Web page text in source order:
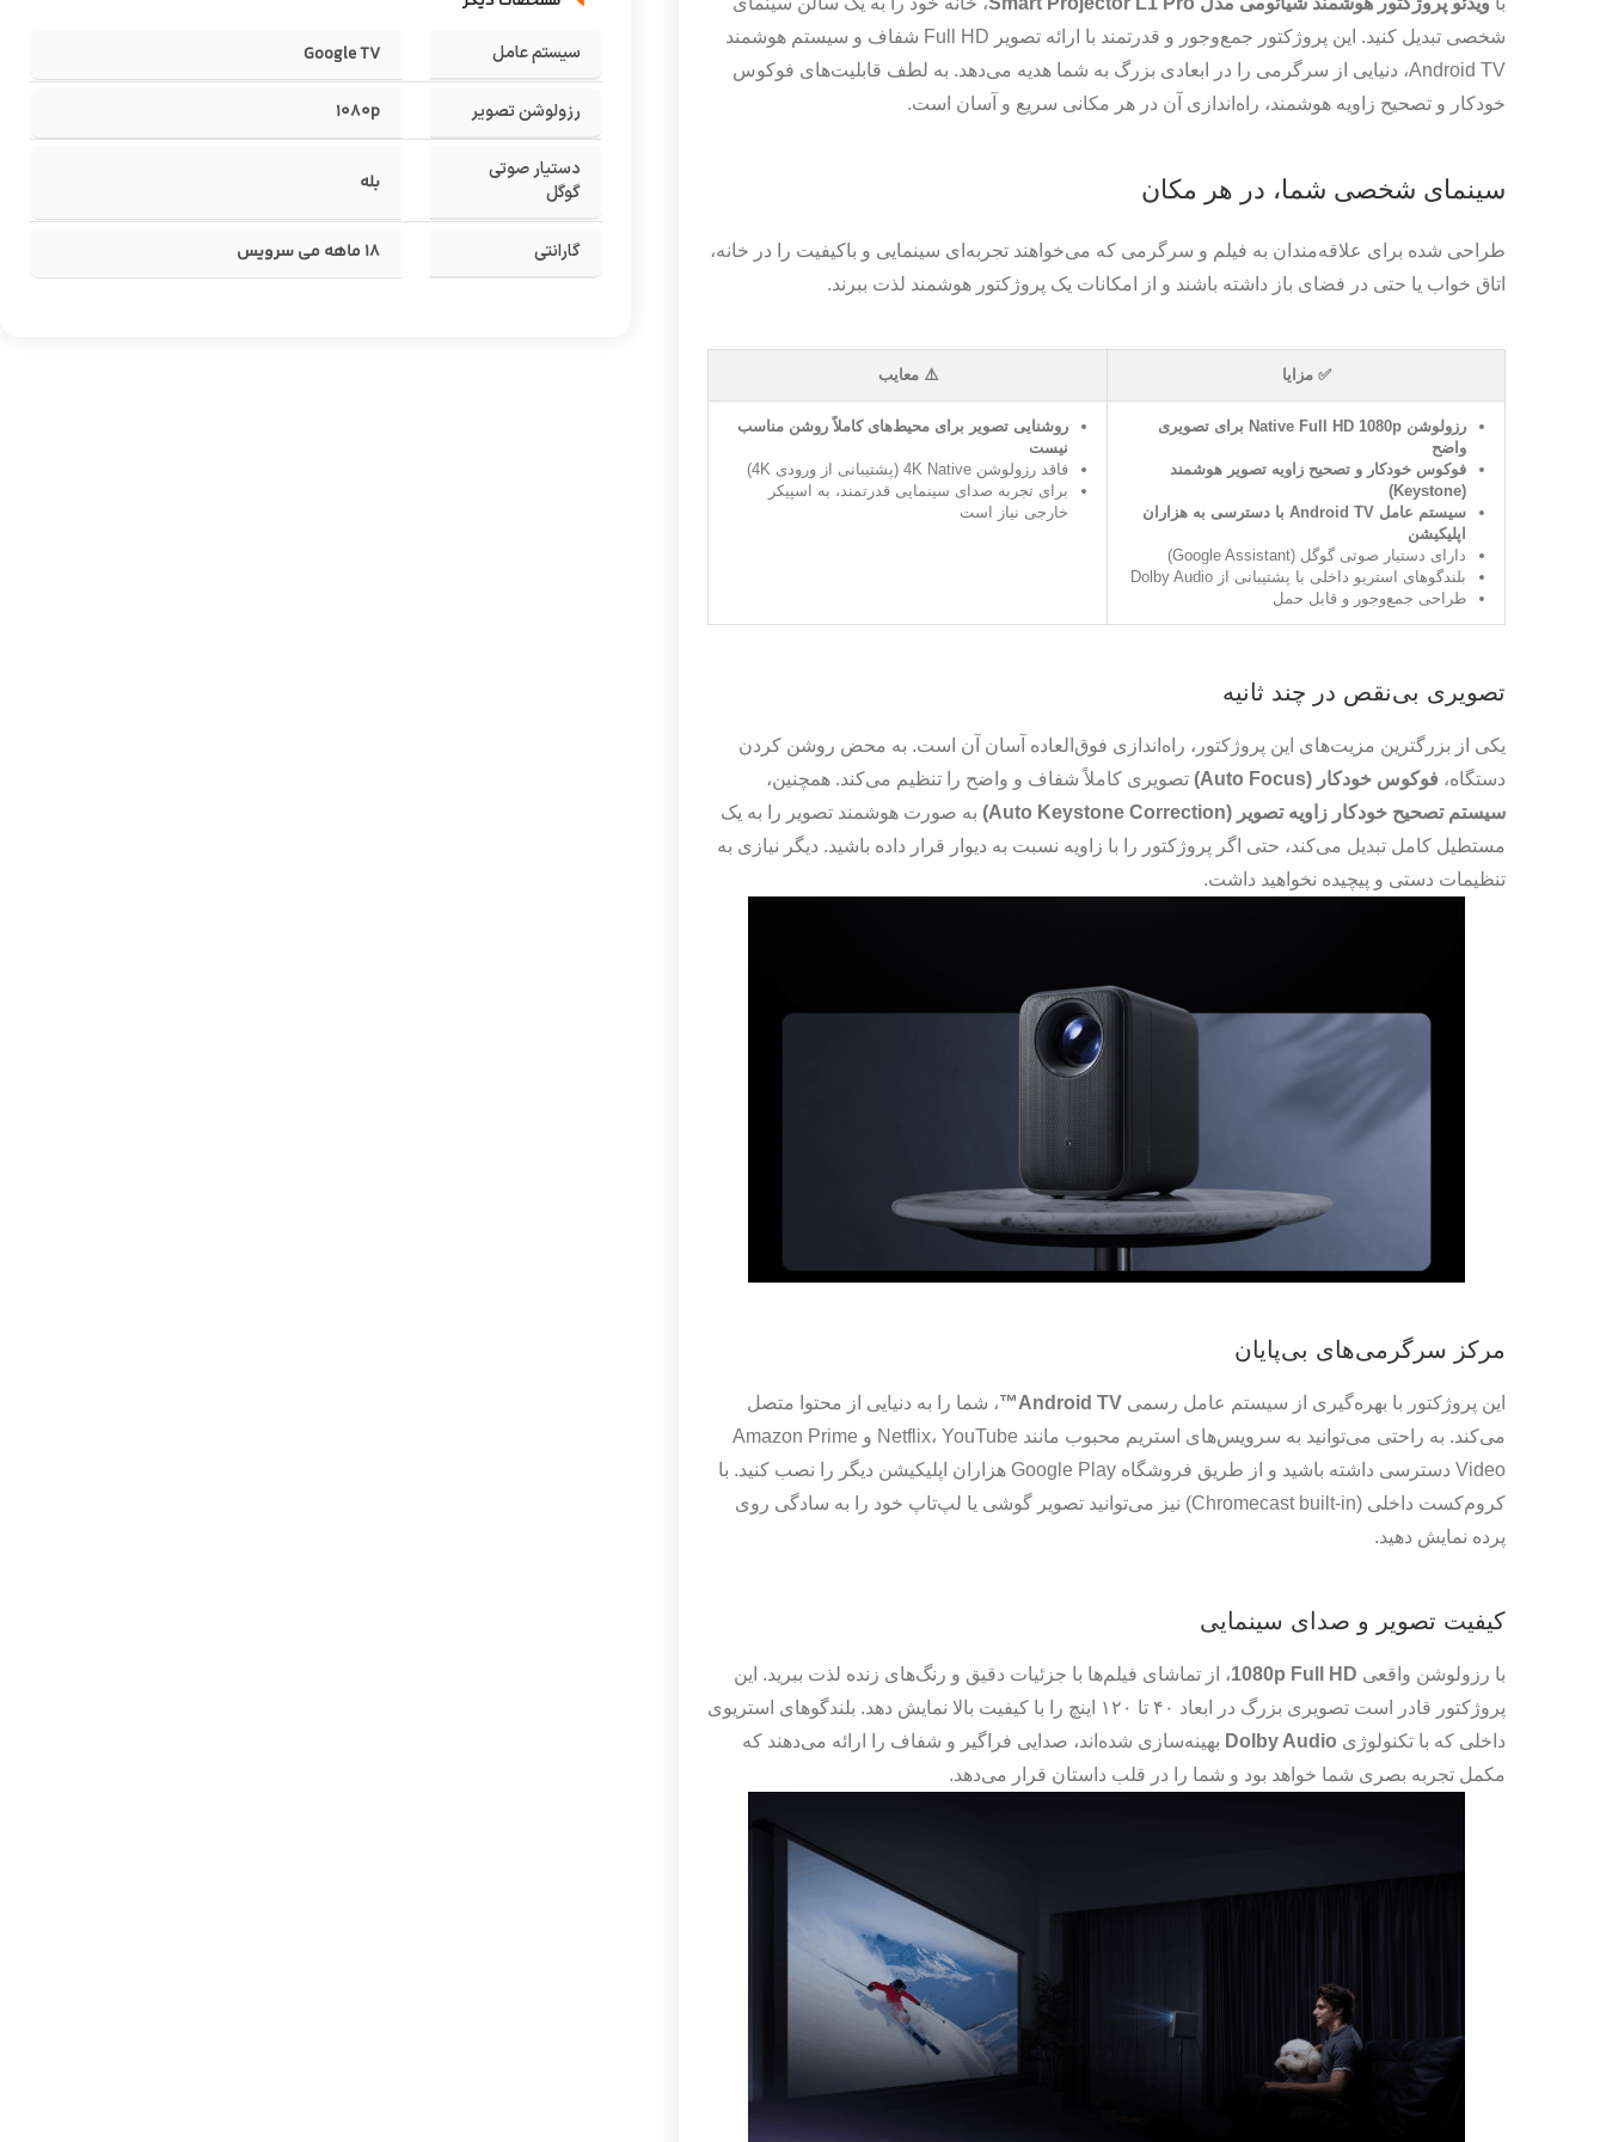
شخصی تبدیل کنید. این پروژکتور جمع‌وجور و قدرتمند با ارائه تصویر Full HD شفاف و سیستم هوشمند
Android TV، دنیایی از سرگرمی را در ابعادی بزرگ به شما هدیه می‌دهد. به لطف قابلیت‌های فوکوس
خودکار و تصحیح زاویه هوشمند، راه‌اندازی آن در هر مکانی سریع و آسان است.
سینمای شخصی شما، در هر مکان
طراحی شده برای علاقه‌مندان به فیلم و سرگرمی که می‌خواهند تجربه‌ای سینمایی و باکیفیت را در خانه‌،
اتاق خواب یا حتی در فضای باز داشته باشند و از امکانات یک پروژکتور هوشمند لذت ببرند.
✅ مزایا ⚠️ معایب
رزولوشن Native Full HD 1080p برای تصویری
واضح
فوکوس خودکار و تصحیح زاویه تصویر هوشمند
(Keystone)
سیستم عامل Android TV با دسترسی به هزاران
اپلیکیشن
دارای دستیار صوتی گوگل (Google Assistant)
بلندگوهای استریو داخلی با پشتیبانی از Dolby Audio
طراحی جمع‌وجور و قابل حمل
روشنایی تصویر برای محیط‌های کاملاً روشن مناسب
نیست
فاقد رزولوشن 4K Native (پشتیبانی از ورودی 4K)
برای تجربه صدای سینمایی قدرتمند، به اسپیکر
خارجی نیاز است
تصویری بی‌نقص در چند ثانیه
یکی از بزرگترین مزیت‌های این پروژکتور، راه‌اندازی فوق‌العاده آسان آن است. به محض روشن کردن
دستگاه، فوکوس خودکار (Auto Focus)
تصویری کاملاً شفاف و واضح را تنظیم می‌کند. همچنین،
سیستم تصحیح خودکار زاویه تصویر (Auto Keystone Correction)
به صورت هوشمند تصویر را به یک
مستطیل کامل تبدیل می‌کند، حتی اگر پروژکتور را با زاویه نسبت به دیوار قرار داده باشید. دیگر نیازی به
تنظیمات دستی و پیچیده نخواهید داشت.
مرکز سرگرمی‌های بی‌پایان
این پروژکتور با بهره‌گیری از سیستم عامل رسمی Android TV™
، شما را به دنیایی از محتوا متصل
می‌کند. به راحتی می‌توانید به سرویس‌های استریم محبوب مانند Netflix، YouTube و Amazon Prime
Video دسترسی داشته باشید و از طریق فروشگاه Google Play هزاران اپلیکیشن دیگر را نصب کنید. با
کروم‌کست داخلی (Chromecast built-in) نیز می‌توانید تصویر گوشی یا لپ‌تاپ خود را به سادگی روی
پرده نمایش دهید.
کیفیت تصویر و صدای سینمایی
با رزولوشن واقعی 1080p Full HD، از تماشای فیلم‌ها با جزئیات دقیق و رنگ‌های زنده لذت ببرید. این
پروژکتور قادر است تصویری بزرگ در ابعاد ۴۰ تا ۱۲۰ اینچ را با کیفیت بالا نمایش دهد. بلندگوهای استریوی
داخلی که با تکنولوژی Dolby Audio بهینه‌سازی شده‌اند، صدایی فراگیر و شفاف را ارائه می‌دهند که
مکمل تجربه بصری شما خواهد بود و شما را در قلب داستان قرار می‌دهد.
سیستم عامل Google TV
رزولوشن تصویر 1080p
دستیار صوتی
گوگل
بله
گارانتی 18 ماهه می سرویس